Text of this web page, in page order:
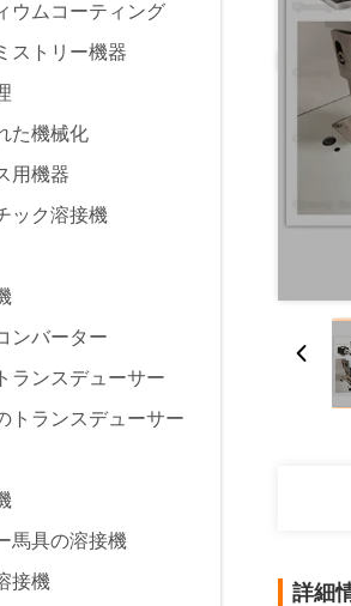
ウムコーティング
ストリー機器
た機械化
用機器
ック溶接機
ンバーター
ランスデューサー
トランスデューサー
馬具の溶接機
接機
詳細